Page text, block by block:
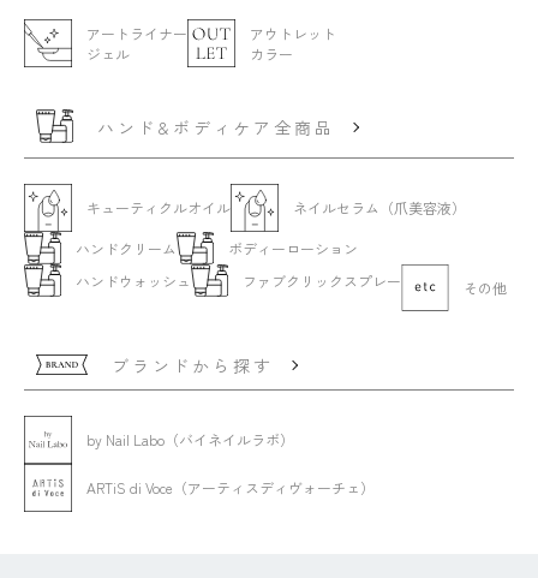
アートライナー
ジェル
アウトレット
カラー
ハンド&ボディケア全商品
キューティクルオイル
ネイルセラム（爪美容液）
ハンドクリーム
ボディーローション
ハンドウォッシュ
ファブクリックスプレー その他
ブランドから探す
by Nail Labo（バイネイルラボ）
ARTiS di Voce（アーティスディヴォーチェ）